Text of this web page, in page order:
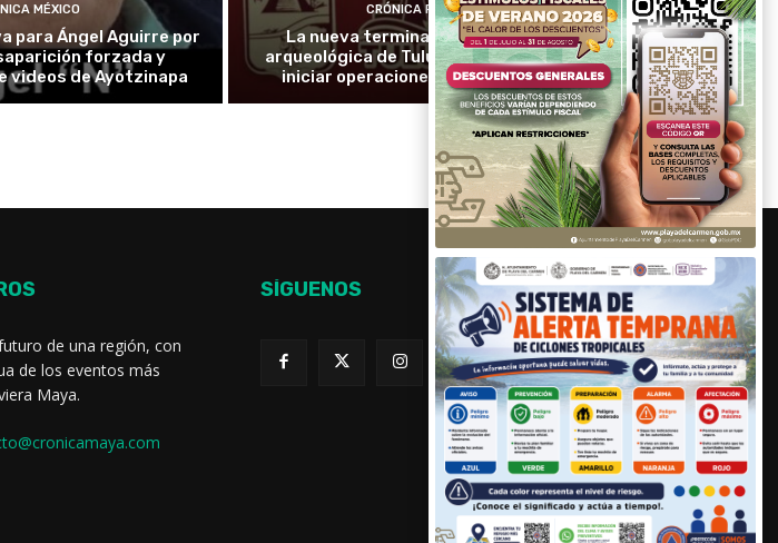
MÉXICO
para Ángel Aguirre por
forzada y
videos de Ayotzinapa
CRÓNICA RIVIERA
La nueva terminal ADO en la zona
arqueológica de Tulum avanza y prevé
iniciar operaciones en septiembre
de una región, con
de los eventos más
Maya.
SÍGUENOS